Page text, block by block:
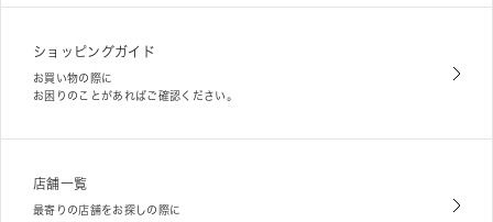
ショッピングガイド
お買い物の際に
お困りのことがあればご確認ください。
店舗一覧
最寄りの店舗をお探しの際に